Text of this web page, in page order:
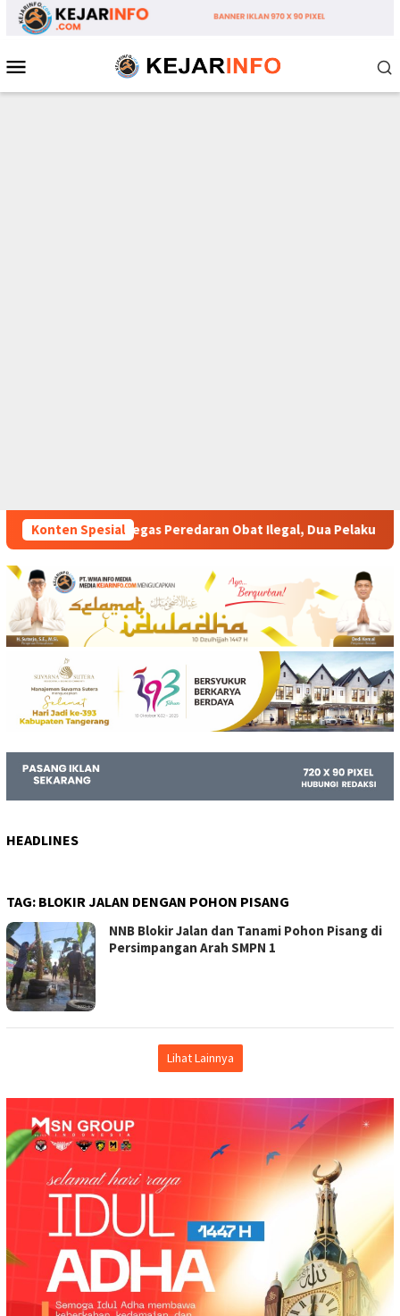
Loncat
Mobile
Konten Spesial
Obat Ilegal, Dua Pelaku Diamankan Perkuat
HEADLINES
TAG: BLOKIR JALAN DENGAN POHON PISANG
NNB Blokir Jalan dan Tanami Pohon Pisang di
Persimpangan Arah SMPN 1
Lihat Lainnya